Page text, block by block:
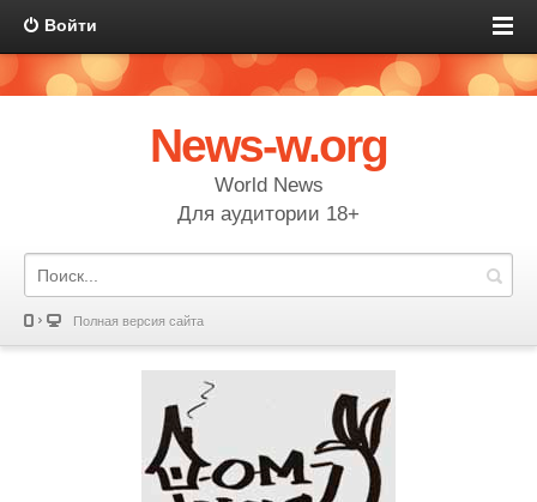
Войти
News-w.org
World News
Для аудитории 18+
Полная версия сайта